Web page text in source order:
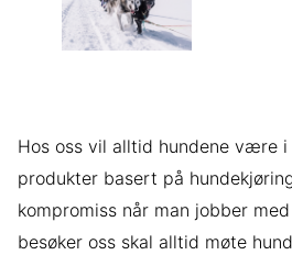
Hos oss vil alltid hundene være
produkter basert på
kompromiss når man jobber
besøker oss skal alltid møte